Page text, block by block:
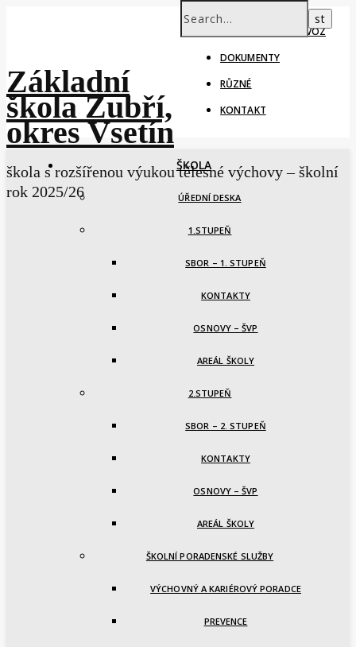
ŠKOLNÍ ROK – PROVOZ
DOKUMENTY
RŮZNÉ
KONTAKT
Základní
škola Zubří,
okres Vsetín
škola s rozšířenou výukou tělesné výchovy – školní
rok 2025/26
ŠKOLA
ÚŘEDNÍ DESKA
1.STUPEŇ
SBOR – 1. STUPEŇ
KONTAKTY
OSNOVY – ŠVP
AREÁL ŠKOLY
2.STUPEŇ
SBOR – 2. STUPEŇ
KONTAKTY
OSNOVY – ŠVP
AREÁL ŠKOLY
ŠKOLNÍ PORADENSKÉ SLUŽBY
VÝCHOVNÝ A KARIÉROVÝ PORADCE
PREVENCE